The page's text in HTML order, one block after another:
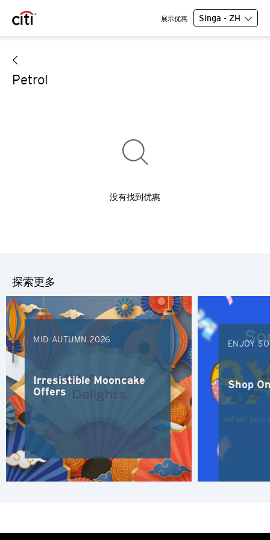
展示优惠 Singa - ZH
Petrol
没有找到优惠
探索更多
MID-AUTUMN 2026
Irresistible Mooncake
Offers
ENJOY
Shop
选择语言
人气